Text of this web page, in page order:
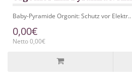
Baby-Pyramide Orgonit: Schutz vor Elektr..
0,00€
Netto 0,00€